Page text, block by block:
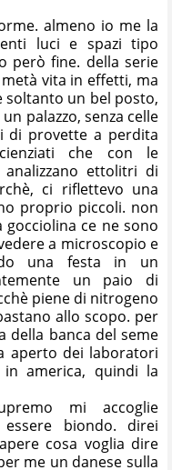
almeno io me la
luci e spazi tipo
però fine. della serie
vita in effetti, ma
soltanto un bel posto,
palazzo, senza celle
di provette a perdita
che con le
ettolitri di
ci riflettevo una
proprio piccoli. non
ce ne sono
a microscopio e
una festa in un
un paio di
piene di nitrogeno
allo scopo. per
della banca del seme
aperto dei laboratori
america, quindi la
mi accoglie
biondo. direi
cosa voglia dire
me un danese sulla